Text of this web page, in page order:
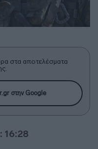
στα αποτελέσματα
στην Google